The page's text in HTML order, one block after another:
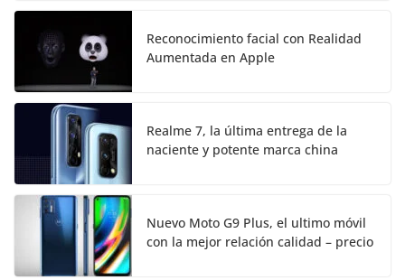
Reconocimiento facial con Realidad
Aumentada en Apple
Realme 7, la última entrega de la
naciente y potente marca china
Nuevo Moto G9 Plus, el ultimo móvil
con la mejor relación calidad – precio